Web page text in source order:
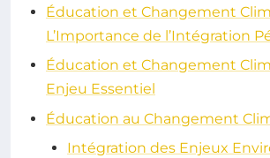
Éducation et Changement
L’Importance de l’Intégration
Éducation et Changement
Enjeu Essentiel
Éducation au Changement
Intégration des Enjeux